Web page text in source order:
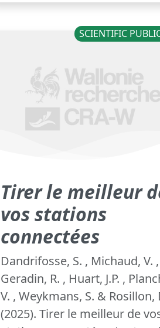
SCIENTIFIC
Tirer le meilleur
vos stations
connectées
Dandrifosse, S. , Michaud, V. ,
Geradin, R. , Huart, J.P. ,
V. , Weykmans, S. & Rosillon,
(2025). Tirer le meilleur de